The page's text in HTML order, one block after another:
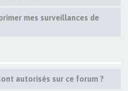
mes surveillances de
autorisés sur ce forum ?